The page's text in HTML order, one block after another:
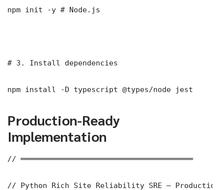
npm init -y # Node.js
# 3. Install dependencies
npm install -D typescript @types/node jest
Production-Ready
Implementation
// ═══════════════════════════════════════
// Python Rich Site Reliability SRE — Production